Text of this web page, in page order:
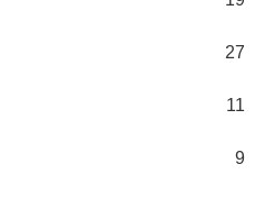
27
11
9